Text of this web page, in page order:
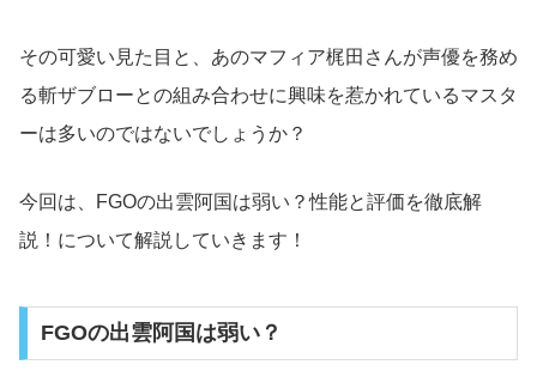
その可愛い見た目と、あのマフィア梶田さんが声優を務め
る斬ザブローとの組み合わせに興味を惹かれているマスタ
ーは多いのではないでしょうか？
今回は、FGOの出雲阿国は弱い？性能と評価を徹底解
説！について解説していきます！
FGOの出雲阿国は弱い？